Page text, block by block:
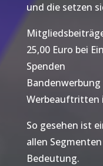
und die setzen
25,00 Euro bei
Spenden
Bandenwerbung
Werbeauftritten
So gesehen ist
allen
Bedeutung.